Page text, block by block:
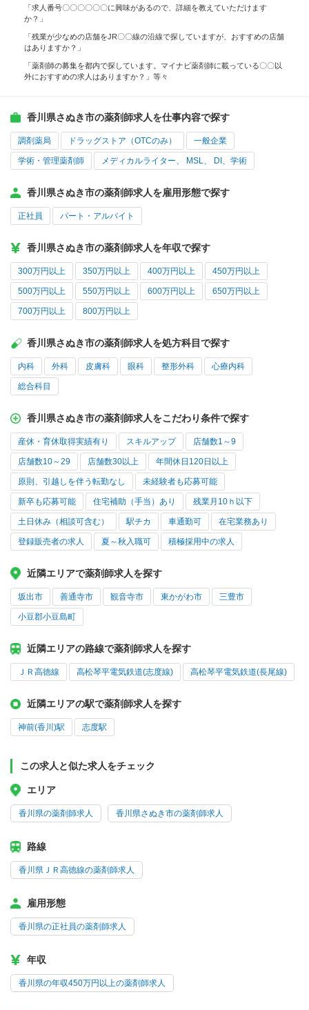
「求人番号〇〇〇〇〇〇に興味があるので、詳細を教えていただけます
か？」
「残業が少なめの店舗をJR〇〇線の沿線で探していますが、おすすめの店舗
はありますか？」
「薬剤師の募集を都内で探しています。マイナビ薬剤師に載っている〇〇以
外におすすめの求人はありますか？」等々
香川県さぬき市の薬剤師求人を仕事内容で探す
調剤薬局 ドラッグストア（OTCのみ） 一般企業
学術・管理薬剤師 メディカルライター、 MSL、 DI、学術
香川県さぬき市の薬剤師求人を雇用形態で探す
正社員 パート・アルバイト
香川県さぬき市の薬剤師求人を年収で探す
300万円以上 350万円以上 400万円以上 450万円以上
500万円以上 550万円以上 600万円以上 650万円以上
700万円以上 800万円以上
香川県さぬき市の薬剤師求人を処方科目で探す
内科 外科 皮膚科 眼科 整形外科 心療内科
総合科目
香川県さぬき市の薬剤師求人をこだわり条件で探す
産休・育休取得実績有り スキルアップ 店舗数1～9
店舗数10～29 店舗数30以上 年間休日120日以上
原則、引越しを伴う転勤なし 未経験者も応募可能
新卒も応募可能 住宅補助（手当）あり 残業月10ｈ以下
土日休み（相談可含む） 駅チカ 車通勤可 在宅業務あり
登録販売者の求人 夏～秋入職可 積極採用中の求人
近隣エリアで薬剤師求人を探す
坂出市 善通寺市 観音寺市 東かがわ市 三豊市
小豆郡小豆島町
近隣エリアの路線で薬剤師求人を探す
ＪＲ高徳線 高松琴平電気鉄道(志度線) 高松琴平電気鉄道(長尾線)
近隣エリアの駅で薬剤師求人を探す
神前(香川)駅 志度駅
この求人と似た求人をチェック
エリア
香川県の薬剤師求人 香川県さぬき市の薬剤師求人
路線
香川県ＪＲ高徳線の薬剤師求人
雇用形態
香川県の正社員の薬剤師求人
年収
香川県の年収450万円以上の薬剤師求人